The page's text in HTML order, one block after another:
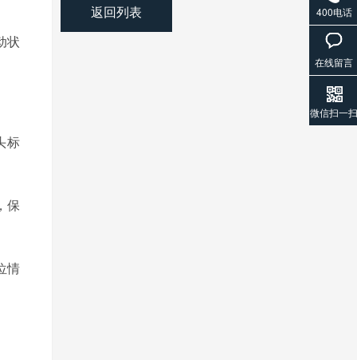
状
标
保
情
返回列表 400电话
在线留言
微信扫一扫